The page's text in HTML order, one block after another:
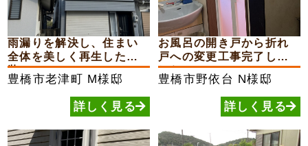
雨漏りを解決し、住まい
全体を美しく再生した外
装...
豊橋市老津町 M様邸
詳しく見る
お風呂の開き戸から折れ
戸への変更工事完了しま
した
豊橋市野依台 N様邸
詳しく見る